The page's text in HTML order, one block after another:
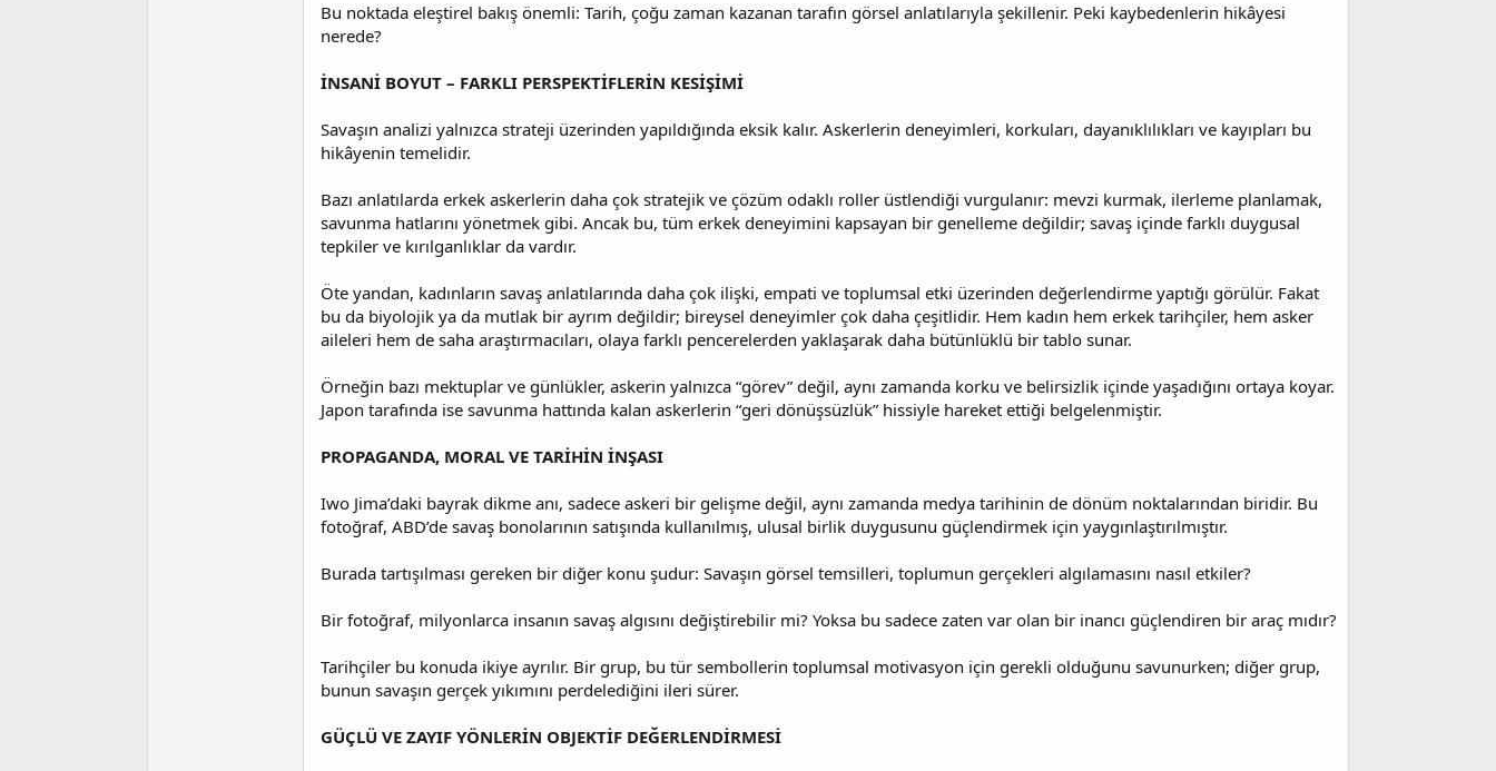
Bu noktada eleştirel bakış önemli: Tarih, çoğu zaman kazanan tarafın görsel anlatılarıyla şekillenir. Peki kaybedenlerin hikâyesi
nerede?
İNSANİ BOYUT – FARKLI PERSPEKTİFLERİN KESİŞİMİ
Savaşın analizi yalnızca strateji üzerinden yapıldığında eksik kalır. Askerlerin deneyimleri, korkuları, dayanıklılıkları ve kayıpları bu
hikâyenin temelidir.
Bazı anlatılarda erkek askerlerin daha çok stratejik ve çözüm odaklı roller üstlendiği vurgulanır: mevzi kurmak, ilerleme planlamak,
savunma hatlarını yönetmek gibi. Ancak bu, tüm erkek deneyimini kapsayan bir genelleme değildir; savaş içinde farklı duygusal
tepkiler ve kırılganlıklar da vardır.
Öte yandan, kadınların savaş anlatılarında daha çok ilişki, empati ve toplumsal etki üzerinden değerlendirme yaptığı görülür. Fakat
bu da biyolojik ya da mutlak bir ayrım değildir; bireysel deneyimler çok daha çeşitlidir. Hem kadın hem erkek tarihçiler, hem asker
aileleri hem de saha araştırmacıları, olaya farklı pencerelerden yaklaşarak daha bütünlüklü bir tablo sunar.
Örneğin bazı mektuplar ve günlükler, askerin yalnızca “görev” değil, aynı zamanda korku ve belirsizlik içinde yaşadığını ortaya koyar.
Japon tarafında ise savunma hattında kalan askerlerin “geri dönüşsüzlük” hissiyle hareket ettiği belgelenmiştir.
PROPAGANDA, MORAL VE TARİHİN İNŞASI
Iwo Jima’daki bayrak dikme anı, sadece askeri bir gelişme değil, aynı zamanda medya tarihinin de dönüm noktalarından biridir. Bu
fotoğraf, ABD’de savaş bonolarının satışında kullanılmış, ulusal birlik duygusunu güçlendirmek için yaygınlaştırılmıştır.
Burada tartışılması gereken bir diğer konu şudur: Savaşın görsel temsilleri, toplumun gerçekleri algılamasını nasıl etkiler?
Bir fotoğraf, milyonlarca insanın savaş algısını değiştirebilir mi? Yoksa bu sadece zaten var olan bir inancı güçlendiren bir araç mıdır?
Tarihçiler bu konuda ikiye ayrılır. Bir grup, bu tür sembollerin toplumsal motivasyon için gerekli olduğunu savunurken; diğer grup,
bunun savaşın gerçek yıkımını perdelediğini ileri sürer.
GÜÇLÜ VE ZAYIF YÖNLERİN OBJEKTİF DEĞERLENDİRMESİ